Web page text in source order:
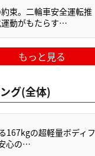
束。二輪車安全運転推
動がもたらす…
もっと見る
グ(全体)
167kgの超軽量ボディフ
心の…